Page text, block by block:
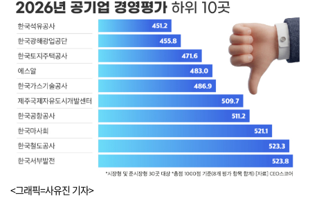
<그래픽=사유진 기자>